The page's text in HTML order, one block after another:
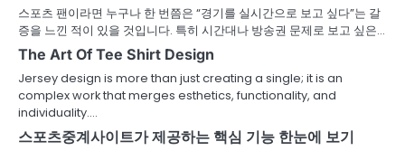
스포츠 팬이라면 누구나 한 번쯤은 “경기를 실시간으로 보고 싶다”는 갈
증을 느낀 적이 있을 것입니다. 특히 시간대나 방송권 문제로 보고 싶은…
The Art Of Tee Shirt Design
Jersey design is more than just creating a single; it is an
complex work that merges esthetics, functionality, and
individuality.…
스포츠중계사이트가 제공하는 핵심 기능 한눈에 보기